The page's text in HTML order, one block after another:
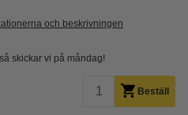
och beskrivningen
skickar vi på måndag!
Beställ